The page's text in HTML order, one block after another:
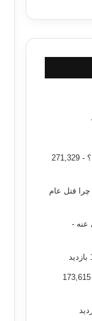
- 271,329
قتل عام
عنه -
- 173,615